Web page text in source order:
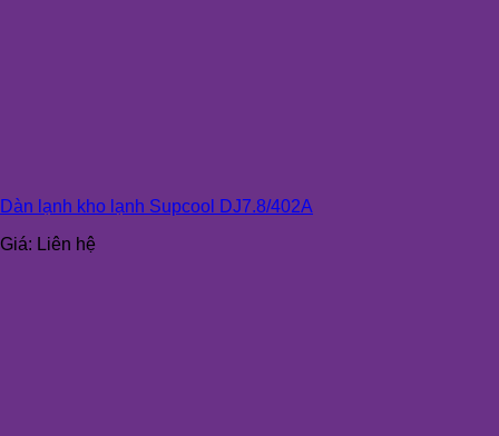
Dàn lạnh kho lạnh Supcool DJ7.8/402A
Giá: Liên hệ